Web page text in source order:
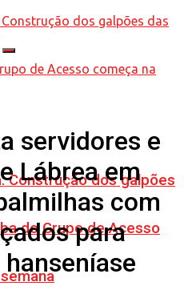
Construção dos galpões
do Grupo de Acesso
servidores e
Lábrea em
com
para